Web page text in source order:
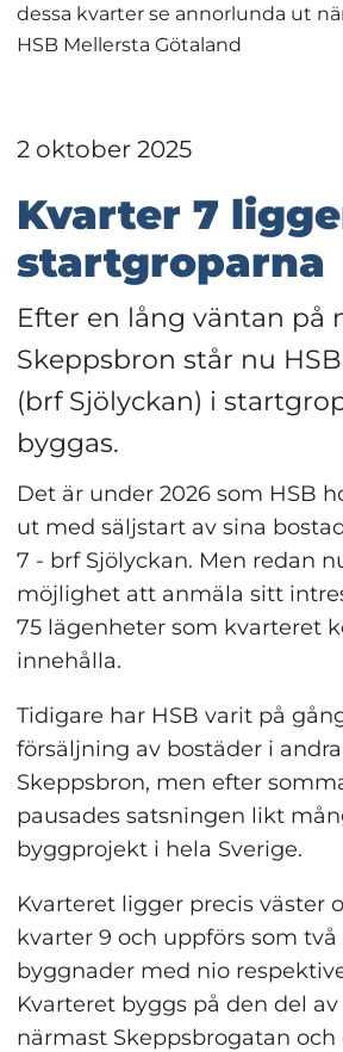
dessa kvarter se annorlunda ut
HSB Mellersta Götaland
2 oktober 2025
Kvarter 7
startgroparna
Efter en lång väntan på
Skeppsbron står nu
(brf Sjölyckan) i
byggas.
Det är under 2026 som HSB
ut med säljstart av sina
7 - brf Sjölyckan. Men redan
möjlighet att anmäla sitt
75 lägenheter som kvarteret
innehålla.
Tidigare har HSB varit på
försäljning av bostäder i
Skeppsbron, men efter
pausades satsningen likt
byggprojekt i hela Sverige.
Kvarteret ligger precis väster
kvarter 9 och uppförs som två
byggnader med nio
Kvarteret byggs på den del
närmast Skeppsbrogatan och